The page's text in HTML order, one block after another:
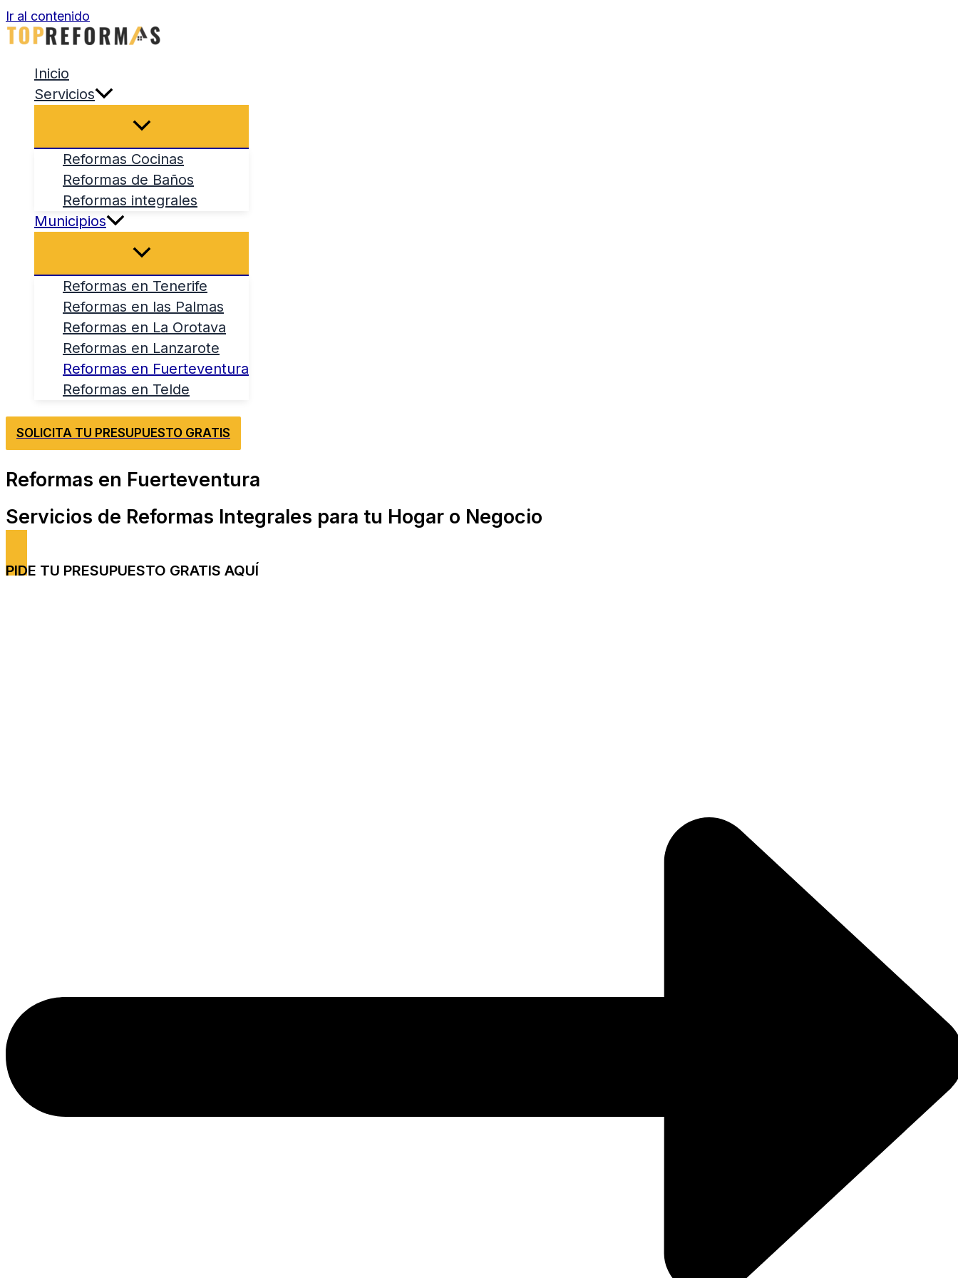
Ir al contenido
Inicio
Servicios
Reformas Cocinas
Reformas de Baños
Reformas integrales
Municipios
Reformas en Tenerife
Reformas en las Palmas
Reformas en La Orotava
Reformas en Lanzarote
Reformas en Fuerteventura
Reformas en Telde
SOLICITA TU PRESUPUESTO GRATIS
Reformas en Fuerteventura
Servicios de Reformas Integrales para tu Hogar o Negocio
PIDE TU PRESUPUESTO GRATIS AQUÍ